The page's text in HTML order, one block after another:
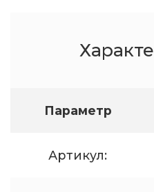
Параметр
Артикул: